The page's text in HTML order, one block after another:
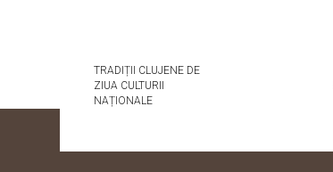
TRADIȚII CLUJENE DE
ZIUA CULTURII
NAȚIONALE